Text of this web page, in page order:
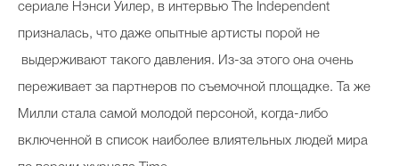
сериале Нэнси Уилер, в интервью The Independent
призналась, что даже опытные артисты порой не
выдерживают такого давления. Из-за этого она очень
переживает за партнеров по съемочной площадке. Та же
Милли стала самой молодой персоной, когда-либо
включенной в список наиболее влиятельных людей мира